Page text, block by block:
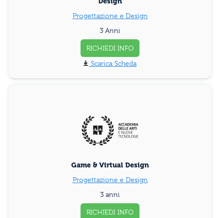
Progettazione e Design
3 Anni
RICHIEDI INFO
Scarica Scheda
Game & Virtual Design
Progettazione e Design
3 anni
RICHIEDI INFO